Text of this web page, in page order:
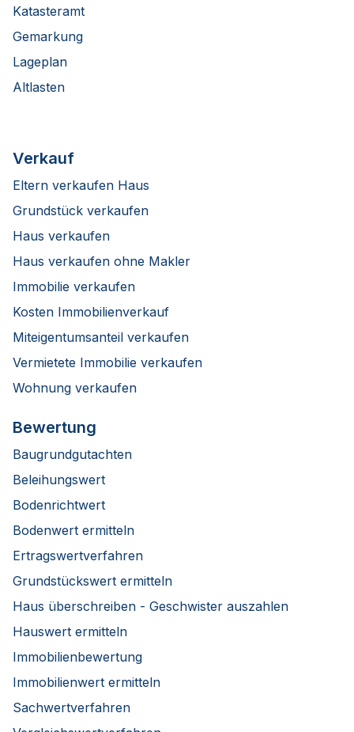
Katasteramt
Gemarkung
Lageplan
Altlasten
Verkauf
Eltern verkaufen Haus
Grundstück verkaufen
Haus verkaufen
Haus verkaufen ohne Makler
Immobilie verkaufen
Kosten Immobilienverkauf
Miteigentumsanteil verkaufen
Vermietete Immobilie verkaufen
Wohnung verkaufen
Bewertung
Baugrundgutachten
Beleihungswert
Bodenrichtwert
Bodenwert ermitteln
Ertragswertverfahren
Grundstückswert ermitteln
Haus überschreiben - Geschwister auszahlen
Hauswert ermitteln
Immobilienbewertung
Immobilienwert ermitteln
Sachwertverfahren